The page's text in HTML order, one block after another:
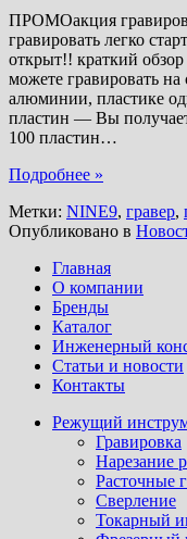
ПРОМОакция
гравировать легко
открыт!! краткий
можете гравировать
алюминии, пластике
пластин — Вы
100 пластин…
Подробнее »
Метки: NINE9, гравер,
Опубликовано в
Главная
О компании
Бренды
Каталог
Инженерный
Статьи и новости
Контакты
Режущий
Гравировка
Нарезание
Расточные
Сверление
Токарный